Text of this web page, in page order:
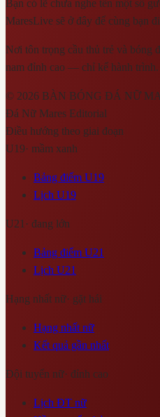
Bạn có lẽ chưa nghe tên một số
MaresLive sẽ ở đây để cùng bạn
Nơi tôn trọng cầu thủ trẻ và bóng
nam đỉnh cao — chỉ kể hành trình.
© 2026 BÀN BÓNG ĐÁ NỮ
Đá Nữ Mares Editorial
Điều hướng theo giai đoạn
U19· mầm xanh
Bảng điểm U19
Lịch U19
U21 · đang lớn
Bảng điểm U21
Lịch U21
Hạng nhất nữ· gặt hái
Hạng nhất nữ
Kết quả gần nhất
Đội tuyển nữ· đỉnh cao
Lịch ĐT nữ